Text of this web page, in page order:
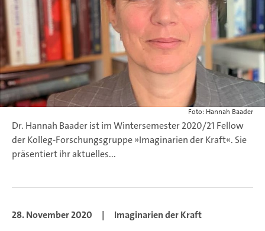
Foto: Hannah Baader
Dr. Hannah Baader ist im Wintersemester 2020/21 Fellow
der Kolleg-Forschungsgruppe »Imaginarien der Kraft«. Sie
präsentiert ihr aktuelles...
28. November 2020 | Imaginarien der Kraft